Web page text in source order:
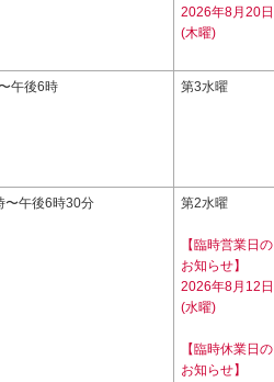
2026年8月20日
(木曜)
午後6時 第3水曜
〜午後6時30分 第2水曜
【臨時営業日の
お知らせ】
2026年8月12日
(水曜)
【臨時休業日の
お知らせ】